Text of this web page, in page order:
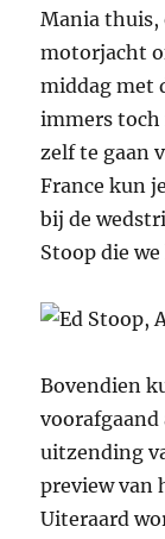
Mania thuis,
motorjacht
middag met
immers toch
zelf te gaan
France kun
bij de
Stoop die
Bovendien
voorafgaand
uitzending
preview van
Uiteraard